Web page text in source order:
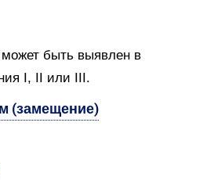
быть выявлен в
I, II или III.
(замещение)